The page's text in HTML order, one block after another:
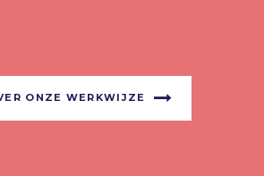
ONZE WERKWIJZE